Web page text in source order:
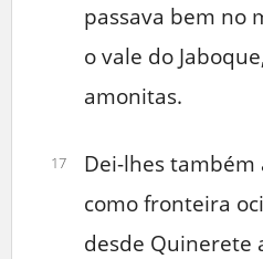
passava bem no
o vale do
amonitas.
17
Dei-lhes também
como fronteira
desde Quinerete